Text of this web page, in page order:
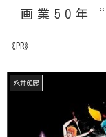
画業50年
《PR》
永井GO展